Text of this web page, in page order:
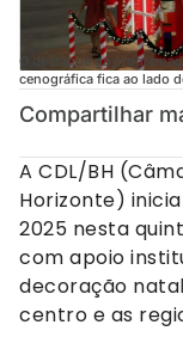
O destaque da
cenográfica fica ao lado
Compartilhar
A CDL/BH
Horizonte)
2025 nesta
com apoio
decoração
centro e as